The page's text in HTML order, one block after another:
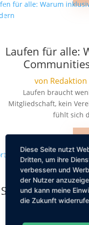
Laufen für alle:
von Redaktion
Laufen braucht
Mitgliedschaft, kein
fühlt sich
Sport im Urlaub:
vonFriederike
Diese Seite nutzt
Dritten, um ihre
verbessern und
der Nutzer
und kann meine
die Zukunft